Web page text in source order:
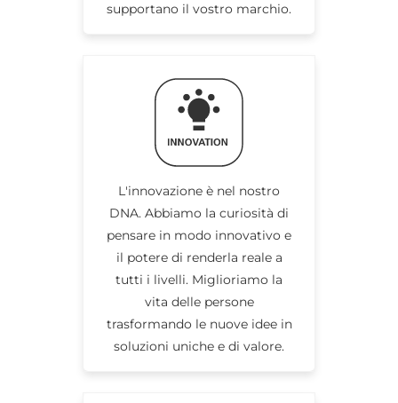
supportano il vostro marchio.
L'innovazione è nel nostro
DNA. Abbiamo la curiosità di
pensare in modo innovativo e
il potere di renderla reale a
tutti i livelli. Miglioriamo la
vita delle persone
trasformando le nuove idee in
soluzioni uniche e di valore.